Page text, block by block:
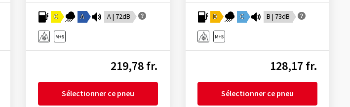
C A A | 72dB
219,78 fr.
Sélectionner ce pneu
D C B | 73dB
128,17 fr.
Sélectionner ce pneu